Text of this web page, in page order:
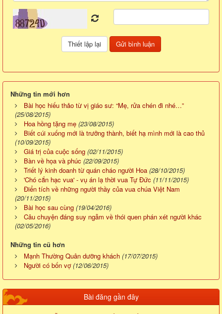
Những tin mới hơn
Bài học hiếu thảo từ vị giáo sư: “Mẹ, rửa chén đi nhé…”
(25/08/2015)
Hoa hồng tặng mẹ (23/08/2015)
Biết cúi xuống mới là trưởng thành, biết hạ mình mới là cao thủ
(10/09/2015)
Giá trị của cuộc sống (02/11/2015)
Bàn về họa và phúc (22/09/2015)
Triết lý kinh doanh từ quán cháo người Hoa (28/10/2015)
'Chó cắn hạc vua' - vụ án lạ thời vua Tự Đức (11/11/2015)
Điển tích về những người thầy của vua chúa Việt Nam
(20/11/2015)
Bài học sau cùng (19/04/2016)
Câu chuyện đáng suy ngẫm về thói quen phán xét người khác
(02/05/2016)
Những tin cũ hơn
Mạnh Thường Quân dưỡng khách (17/07/2015)
Người có bốn vợ (12/06/2015)
Bài đăng gần đây